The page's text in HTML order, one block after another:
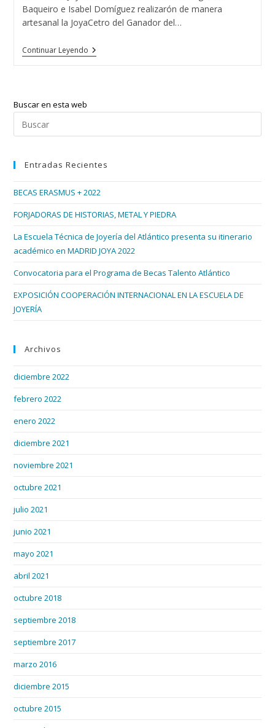
Baqueiro e Isabel Domíguez realizarón de manera
artesanal la JoyaCetro del Ganador del…
Continuar LeyendoEl
Guapo
Las
De
Atlántico
Buscar en esta web
Entradas Recientes
BECAS ERASMUS + 2022
FORJADORAS DE HISTORIAS, METAL Y PIEDRA
La Escuela Técnica de Joyería del Atlántico presenta su itinerario
académico en MADRID JOYA 2022
Convocatoria para el Programa de Becas Talento Atlántico
EXPOSICIÓN COOPERACIÓN INTERNACIONAL EN LA ESCUELA DE
JOYERÍA
Archivos
diciembre 2022
febrero 2022
enero 2022
diciembre 2021
noviembre 2021
octubre 2021
julio 2021
junio 2021
mayo 2021
abril 2021
octubre 2018
septiembre 2018
septiembre 2017
marzo 2016
diciembre 2015
octubre 2015